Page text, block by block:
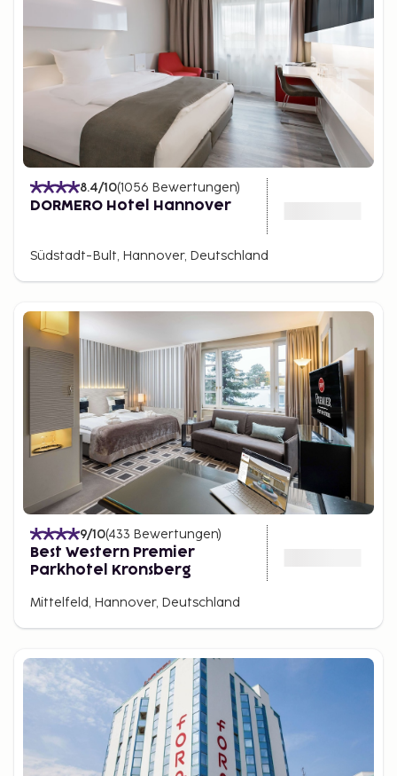
8.4/10(1056 Bewertungen)
DORMERO Hotel Hannover
Südstadt-Bult, Hannover, Deutschland
9/10(433 Bewertungen)
Best Western Premier
Parkhotel Kronsberg
Mittelfeld, Hannover, Deutschland